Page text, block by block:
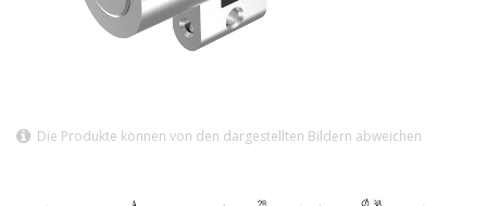
Die Produkte können von den dargestellten Bildern abweichen